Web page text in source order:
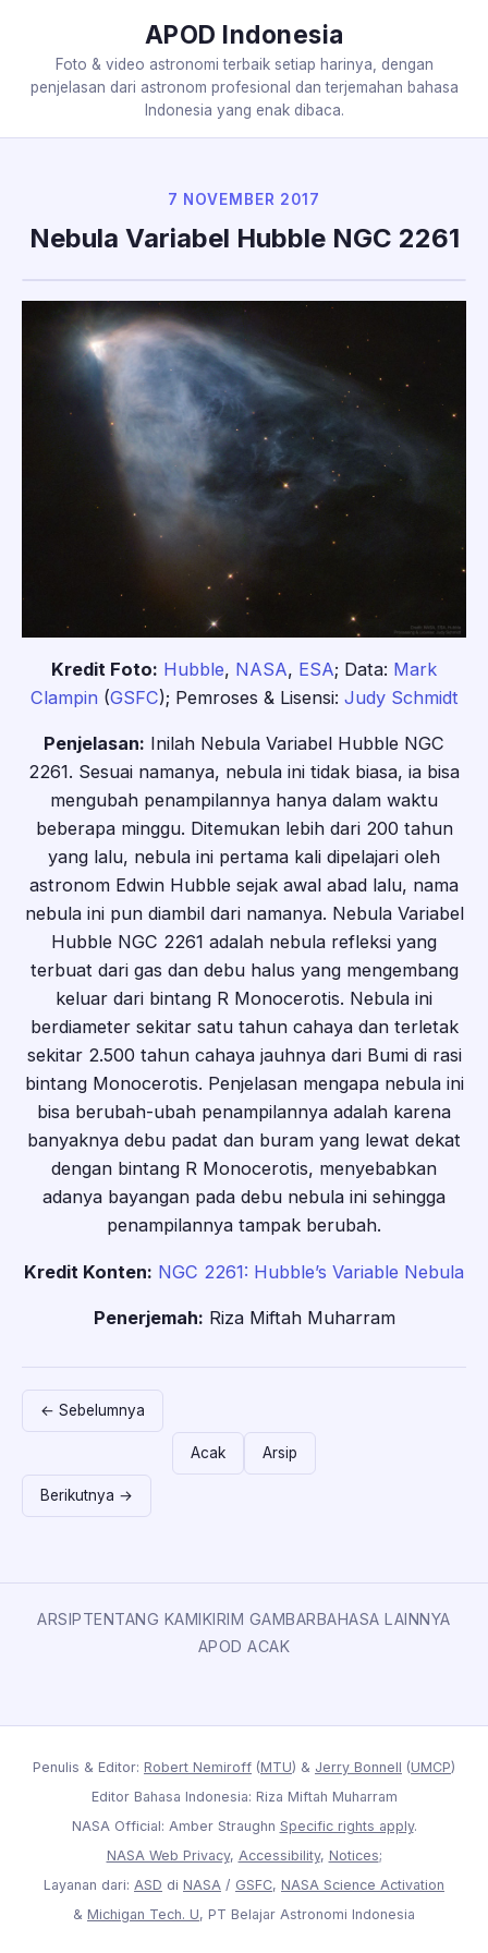
APOD Indonesia
Foto & video astronomi terbaik setiap harinya, dengan
penjelasan dari astronom profesional dan terjemahan bahasa
Indonesia yang enak dibaca.
7 NOVEMBER 2017
Nebula Variabel Hubble NGC 2261
Kredit Foto: Hubble, NASA, ESA; Data: Mark
Clampin (GSFC); Pemroses & Lisensi: Judy Schmidt
Penjelasan: Inilah Nebula Variabel Hubble NGC
2261. Sesuai namanya, nebula ini tidak biasa, ia bisa
mengubah penampilannya hanya dalam waktu
beberapa minggu. Ditemukan lebih dari 200 tahun
yang lalu, nebula ini pertama kali dipelajari oleh
astronom Edwin Hubble sejak awal abad lalu, nama
nebula ini pun diambil dari namanya. Nebula Variabel
Hubble NGC 2261 adalah nebula refleksi yang
terbuat dari gas dan debu halus yang mengembang
keluar dari bintang R Monocerotis. Nebula ini
berdiameter sekitar satu tahun cahaya dan terletak
sekitar 2.500 tahun cahaya jauhnya dari Bumi di rasi
bintang Monocerotis. Penjelasan mengapa nebula ini
bisa berubah-ubah penampilannya adalah karena
banyaknya debu padat dan buram yang lewat dekat
dengan bintang R Monocerotis, menyebabkan
adanya bayangan pada debu nebula ini sehingga
penampilannya tampak berubah.
Kredit Konten: NGC 2261: Hubble’s Variable Nebula
Penerjemah: Riza Miftah Muharram
← Sebelumnya
Acak Arsip
Berikutnya →
ARSIPTENTANG KAMIKIRIM GAMBARBAHASA LAINNYA
APOD ACAK
Penulis & Editor: Robert Nemiroff (MTU) & Jerry Bonnell (UMCP)
Editor Bahasa Indonesia: Riza Miftah Muharram
NASA Official: Amber Straughn Specific rights apply.
NASA Web Privacy, Accessibility, Notices;
Layanan dari: ASD di NASA / GSFC, NASA Science Activation
& Michigan Tech. U, PT Belajar Astronomi Indonesia